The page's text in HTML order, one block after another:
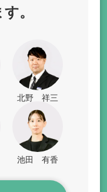
。
北野 祥三
池田 有香